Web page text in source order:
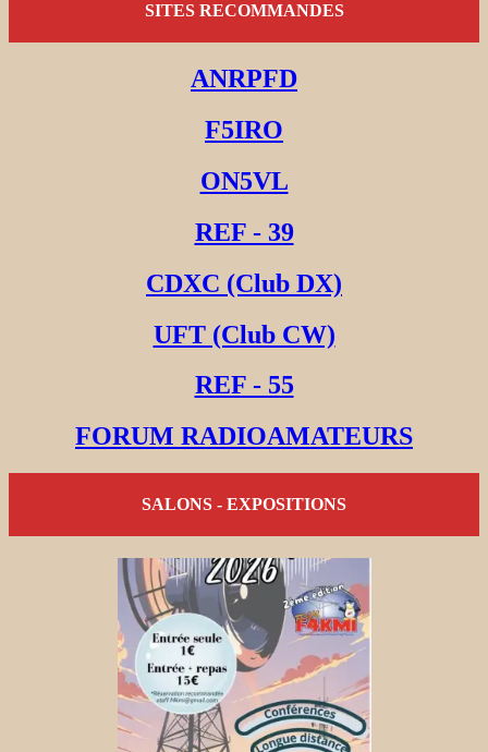
SITES RECOMMANDES
ANRPFD
F5IRO
ON5VL
REF - 39
CDXC (Club DX)
UFT (Club CW)
REF - 55
FORUM RADIOAMATEURS
SALONS - EXPOSITIONS